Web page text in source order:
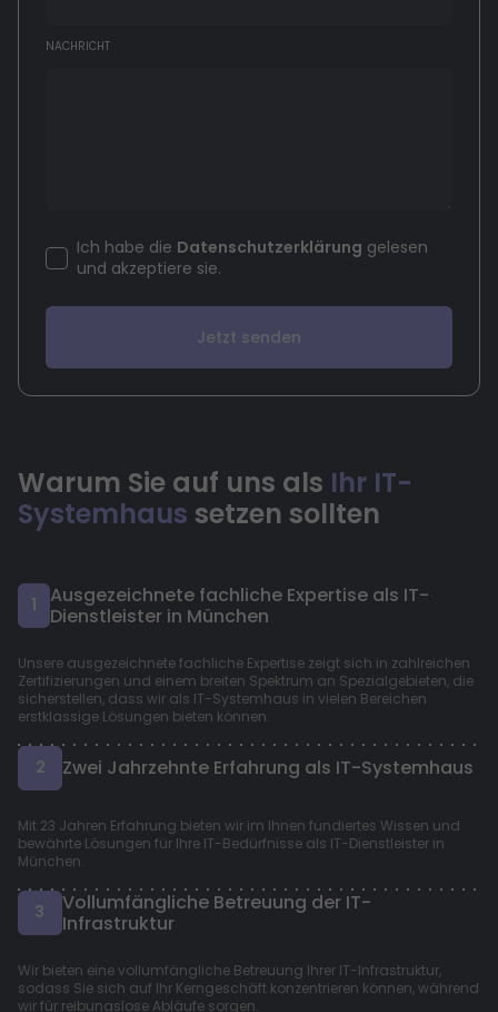
NACHRICHT
Ich habe die Datenschutzerklärung gelesen
und akzeptiere sie.
Warum Sie auf uns als Ihr IT-
Systemhaus setzen sollten
1
Ausgezeichnete fachliche Expertise als IT-
Dienstleister in München
Unsere ausgezeichnete fachliche Expertise zeigt sich in zahlreichen
Zertifizierungen und einem breiten Spektrum an Spezialgebieten, die
sicherstellen, dass wir als IT-Systemhaus in vielen Bereichen
erstklassige Lösungen bieten können.
2 Zwei Jahrzehnte Erfahrung als IT-Systemhaus
Mit 23 Jahren Erfahrung bieten wir im Ihnen fundiertes Wissen und
bewährte Lösungen für Ihre IT-Bedürfnisse als IT-Dienstleister in
München.
3
Vollumfängliche Betreuung der IT-
Infrastruktur
Wir bieten eine vollumfängliche Betreuung Ihrer IT-Infrastruktur,
sodass Sie sich auf Ihr Kerngeschäft konzentrieren können, während
wir für reibungslose Abläufe sorgen.